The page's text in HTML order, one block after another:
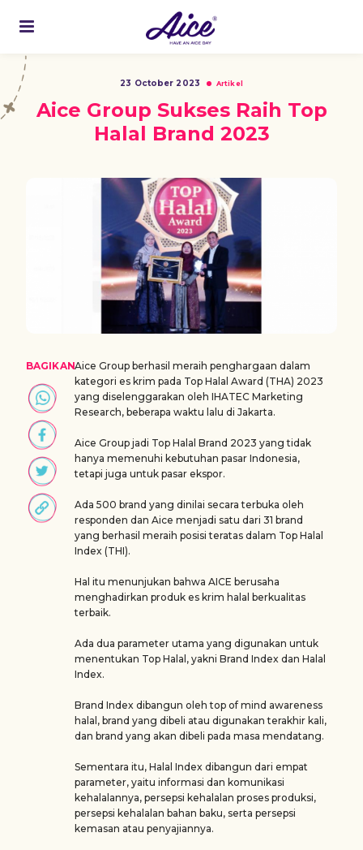
23 October 2023 Artikel
Aice Group Sukses Raih Top
Halal Brand 2023
BAGIKANAice Group berhasil meraih penghargaan dalam
kategori es krim pada Top Halal Award (THA) 2023
yang diselenggarakan oleh IHATEC Marketing
Research, beberapa waktu lalu di Jakarta.
Aice Group jadi Top Halal Brand 2023 yang tidak
hanya memenuhi kebutuhan pasar Indonesia,
tetapi juga untuk pasar ekspor.
Ada 500 brand yang dinilai secara terbuka oleh
responden dan Aice menjadi satu dari 31 brand
yang berhasil meraih posisi teratas dalam Top Halal
Index (THI).
Hal itu menunjukan bahwa AICE berusaha
menghadirkan produk es krim halal berkualitas
terbaik.
Ada dua parameter utama yang digunakan untuk
menentukan Top Halal, yakni Brand Index dan Halal
Index.
Brand Index dibangun oleh top of mind awareness
halal, brand yang dibeli atau digunakan terakhir kali,
dan brand yang akan dibeli pada masa mendatang.
Sementara itu, Halal Index dibangun dari empat
parameter, yaitu informasi dan komunikasi
kehalalannya, persepsi kehalalan proses produksi,
persepsi kehalalan bahan baku, serta persepsi
kemasan atau penyajiannya.